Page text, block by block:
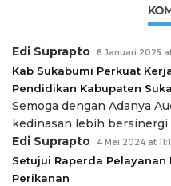
Edi Suprapto 8 Januari 2025
Kab Sukabumi Perkuat
Pendidikan Kabupaten
Semoga dengan Adanya
kedinasan lebih
Edi Suprapto
4 Mei 2024 at
Setujui Raperda
Perikanan